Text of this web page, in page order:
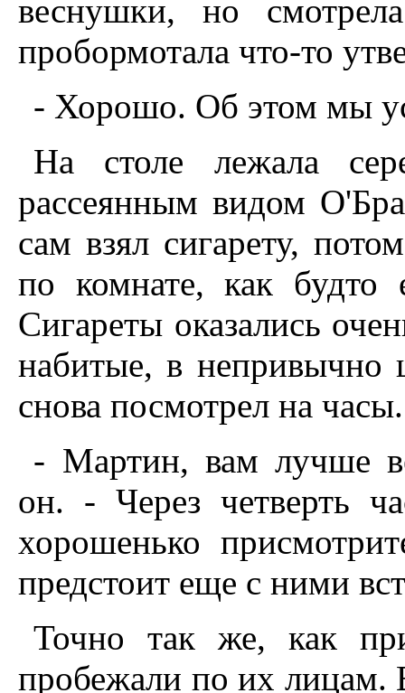
веснушки, но
пробормотала что-то
- Хорошо. Об этом мы
На столе лежала
рассеянным видом
сам взял сигарету,
по комнате, как будто
Сигареты оказались
набитые, в непривычно
снова посмотрел на часы.
- Мартин, вам лучше
он. - Через четверть
хорошенько
предстоит еще с ними
Точно так же, как
пробежали по их лицам.